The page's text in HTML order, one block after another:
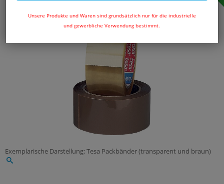
Unsere Produkte und Waren sind grundsätzlich nur für die industrielle
und gewerbliche Verwendung bestimmt.
Exemplarische Darstellung: Tesa Packbänder (transparent und braun)